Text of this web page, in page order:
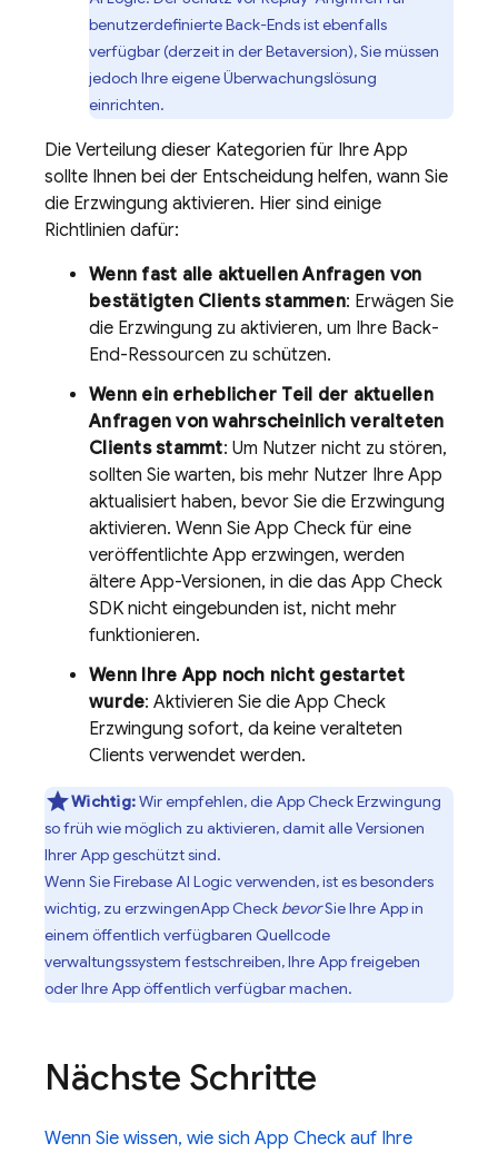
benutzerdefinierte Back-Ends ist ebenfalls
verfügbar (derzeit in der Betaversion), Sie müssen
jedoch Ihre eigene Überwachungslösung
einrichten.
Die Verteilung dieser Kategorien für Ihre App
sollte Ihnen bei der Entscheidung helfen, wann Sie
die Erzwingung aktivieren. Hier sind einige
Richtlinien dafür:
Wenn fast alle aktuellen Anfragen von
bestätigten Clients stammen: Erwägen Sie
die Erzwingung zu aktivieren, um Ihre Back-
End-Ressourcen zu schützen.
Wenn ein erheblicher Teil der aktuellen
Anfragen von wahrscheinlich veralteten
Clients stammt: Um Nutzer nicht zu stören,
sollten Sie warten, bis mehr Nutzer Ihre App
aktualisiert haben, bevor Sie die Erzwingung
aktivieren. Wenn Sie App Check für eine
veröffentlichte App erzwingen, werden
ältere App-Versionen, in die das App Check
SDK nicht eingebunden ist, nicht mehr
funktionieren.
Wenn Ihre App noch nicht gestartet
wurde: Aktivieren Sie dieApp Check
Erzwingung sofort, da keine veralteten
Clients verwendet werden.
Wichtig:Wir empfehlen, dieApp CheckErzwingung
so früh wie möglich zu aktivieren, damit alle Versionen
Ihrer App geschützt sind.
Wenn SieFirebase AI Logicverwenden, ist es besonders
wichtig, zu erzwingenApp Check bevorSie Ihre App in
einem öffentlich verfügbaren Quellcode
verwaltungssystem festschreiben, Ihre App freigeben
oder Ihre App öffentlich verfügbar machen.
Nächste Schritte
Wenn Sie wissen, wie sich App Check auf Ihre